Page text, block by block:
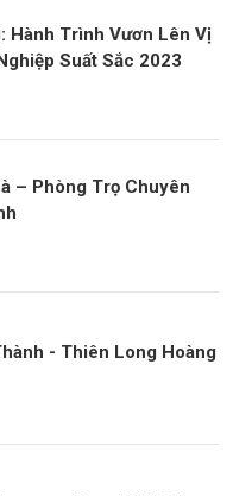
Hành Trình Vươn Lên Vị
Suất Sắc 2023
– Phòng Trọ Chuyên
- Thiên Long Hoàng